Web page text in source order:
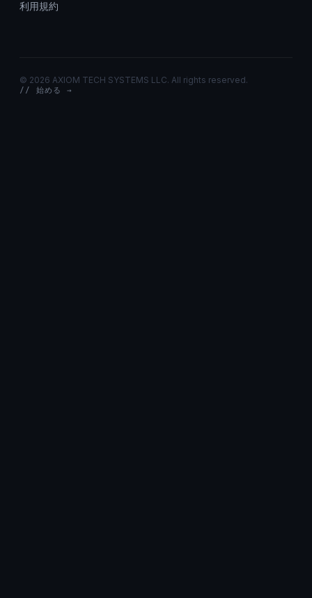
利用規約
© 2026 AXIOM TECH SYSTEMS LLC. All rights reserved.
// 始める →